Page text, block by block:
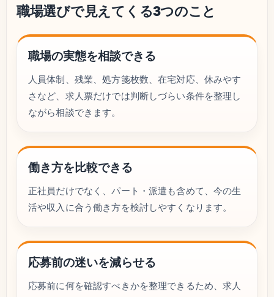
職場選びで見えてくる3つのこと
職場の実態を相談できる
人員体制、残業、処方箋枚数、在宅対応、休みやす
さなど、求人票だけでは判断しづらい条件を整理し
ながら相談できます。
働き方を比較できる
正社員だけでなく、パート・派遣も含めて、今の生
活や収入に合う働き方を検討しやすくなります。
応募前の迷いを減らせる
応募前に何を確認すべきかを整理できるため、求人